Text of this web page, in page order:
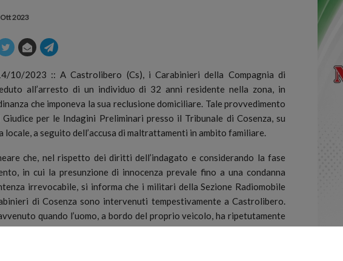
2023
10/2023 :: A Castrolibero (Cs), i Carabinieri della Compagnia di
all’arresto di un individuo di 32 anni residente nella zona, in
che imponeva la sua reclusione domiciliare. Tale provvedimento
per le Indagini Preliminari presso il Tribunale di Cosenza, su
a seguito dell’accusa di maltrattamenti in ambito familiare.
che, nel rispetto dei diritti dell’indagato e considerando la fase
in cui la presunzione di innocenza prevale fino a una condanna
irrevocabile, si informa che i militari della Sezione Radiomobile
di Cosenza sono intervenuti tempestivamente a Castrolibero.
quando l’uomo, a bordo del proprio veicolo, ha ripetutamente
coniuge, dal quale era separato, causando un incidente stradale.
è stata trasportata presso il pronto soccorso dell’ospedale